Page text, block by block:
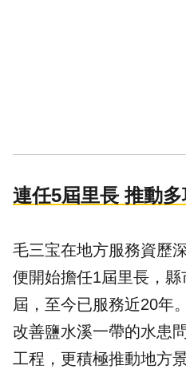
連任5屆里長 推動
毛三宝在地方服務資歷
便開始擔任1屆里長，
屆，至今已服務近20年
改善鹽水溪一帶的水患
工程，更積極推動地方